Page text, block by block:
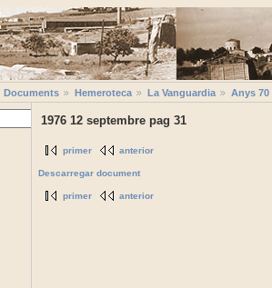
Documents Hemeroteca La Vanguardia Anys 70
1976 12 septembre pag 31
primer anterior
Descarregar document
primer anterior